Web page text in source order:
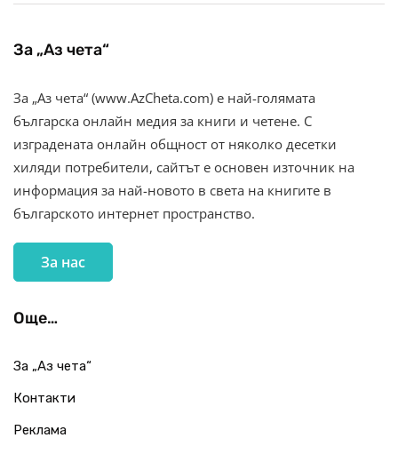
За „Аз чета“
За „Аз чета“ (www.AzCheta.com) е най-голямата
българска онлайн медия за книги и четене. С
изградената онлайн общност от няколко десетки
хиляди потребители, сайтът е основен източник на
информация за най-новото в света на книгите в
българското интернет пространство.
За нас
Още…
За „Аз чета“
Контакти
Реклама